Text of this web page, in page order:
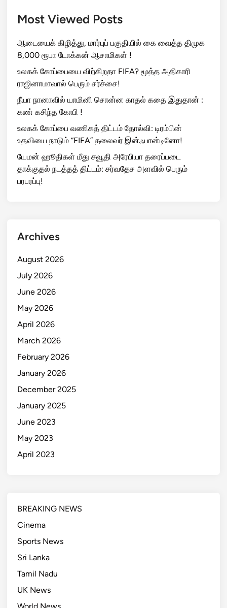
Most Viewed Posts
ஆடையைக் கிழித்து, மார்புப் பகுதியில் கை வைத்த திமுக
8,000 ரூபா டோக்கன் ஆசாமிகள் !
உலகக் கோப்பையை விற்கிறதா FIFA? மூத்த அதிகாரி
ராஜினாமாவால் பெரும் சர்ச்சை!
நீயா நானாவில் யாமினி சொன்ன காதல் கதை இதுதான் :
கண் கசிந்த கோபி !
உலகக் கோப்பை வணிகத் திட்டம் தோல்வி: டிரம்பின்
உதவியை நாடும் “FIFA” தலைவர் இன்ஃபான்டினோ!
யேமன் ஹூதிகள் மீது சவூதி அரேபியா தரைப்படை
தாக்குதல் நடத்தத் திட்டம்: சர்வதேச அளவில் பெரும்
பரபரப்பு!
Archives
August 2026
July 2026
June 2026
May 2026
April 2026
March 2026
February 2026
January 2026
December 2025
January 2025
June 2023
May 2023
April 2023
BREAKING NEWS
Cinema
Sports News
Sri Lanka
Tamil Nadu
UK News